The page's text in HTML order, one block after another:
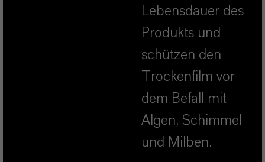
Lebensdauer des
Produkts und
schützen den
Trockenfilm vor
dem Befall mit
Algen, Schimmel
und Milben.